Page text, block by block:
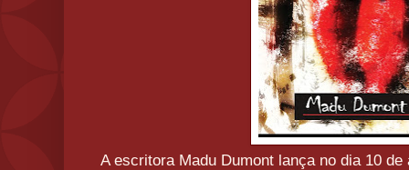
A escritora Madu Dumont lança no dia 10